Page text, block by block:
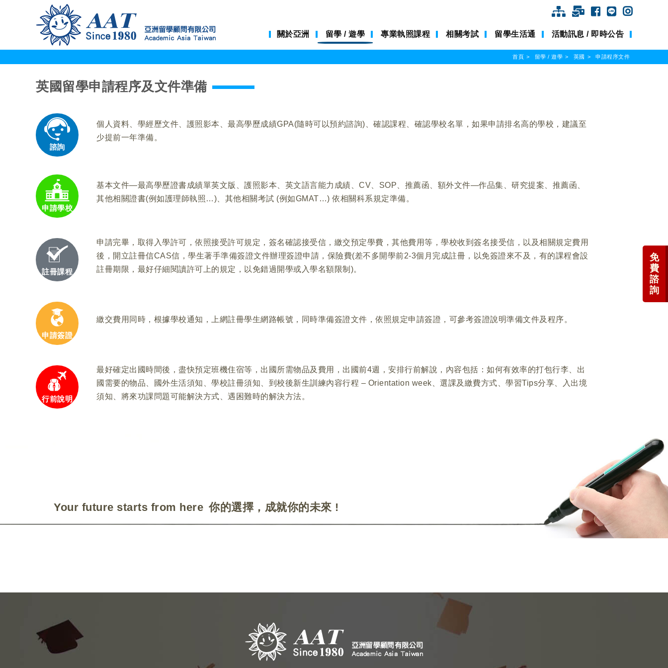
關於亞洲 留學 / 遊學 專業執照課程 相關考試 留學生活通 活動訊息 / 即時公告
首頁 留學 / 遊學 英國 申請程序文件
英國留學申請程序及文件準備
諮詢
個人資料、學經歷文件、護照影本、最高學歷成績GPA(隨時可以預約諮詢)、確認課程、確認學校名單，如果申請排名高的學校，建議至
少提前一年準備。
申請學校
基本文件—最高學歷證書成績單英文版、護照影本、英文語言能力成績、CV、SOP、推薦函、額外文件—作品集、研究提案、推薦函、
其他相關證書(例如護理師執照…)、其他相關考試 (例如GMAT…) 依相關科系規定準備。
註冊課程
申請完畢，取得入學許可，依照接受許可規定，簽名確認接受信，繳交預定學費，其他費用等，學校收到簽名接受信，以及相關規定費用
後，開立註冊信CAS信，學生著手準備簽證文件辦理簽證申請，保險費(差不多開學前2-3個月完成註冊，以免簽證來不及，有的課程會設
註冊期限，最好仔細閱讀許可上的規定，以免錯過開學或入學名額限制)。
申請簽證
繳交費用同時，根據學校通知，上網註冊學生網路帳號，同時準備簽證文件，依照規定申請簽證，可參考簽證說明準備文件及程序。
行前說明
最好確定出國時間後，盡快預定班機住宿等，出國所需物品及費用，出國前4週，安排行前解說，內容包括：如何有效率的打包行李、出
國需要的物品、國外生活須知、學校註冊須知、到校後新生訓練內容行程 – Orientation week、選課及繳費方式、學習Tips分享、入出境
須知、將來功課問題可能解決方式、遇困難時的解決方法。
Your future starts from here 你的選擇，成就你的未來 !
免
費
諮
詢